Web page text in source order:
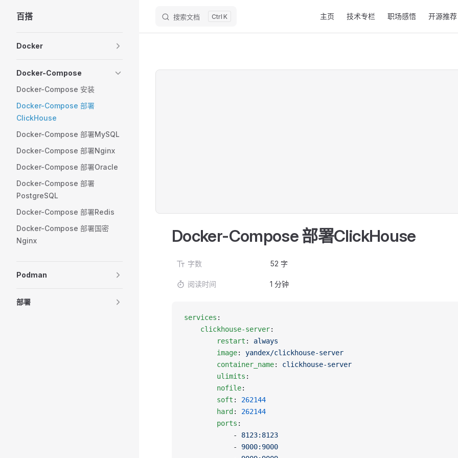
Skip to content
百搭 搜索文档 K 主页 技术专栏 职场感悟 开源推荐
Docker
Docker-Compose
Docker-Compose 安装
Docker-Compose 部署
ClickHouse
Docker-Compose 部署MySQL
Docker-Compose 部署Nginx
Docker-Compose 部署Oracle
Docker-Compose 部署
PostgreSQL
Docker-Compose 部署Redis
Docker-Compose 部署国密
Nginx
Podman
部署
Docker-Compose 部署ClickHouse
字数 52 字
阅读时间 1 分钟
services :
	clickhouse-server
:
		restart
: always
		image
: yandex/clickhouse-server
		container_name
: clickhouse-server
		ulimits
		nofile
:
		soft
: 262144
		hard
: 262144
		ports
:
			-
8123:8123
			-
9000:9000